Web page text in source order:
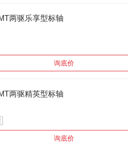
两驱乐享型标轴
询底价
两驱精英型标轴
询底价